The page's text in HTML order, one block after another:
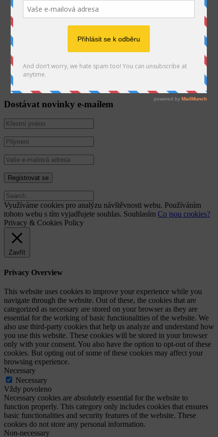
SEARCH
9.3.2026
602578087
Dostávat novinky e-mailem
Využíváme cookies pro analýzu návštěvnosti webu. Používáním
tohoto webu s tím vyjadřujete souhlas. Souhlasím Co jsou cookies?
Privacy & Cookies Policy
Zavřít
Privacy Overview
This website uses cookies to improve your experience while you
navigate through the website. Out of these, the cookies that are
categorized as necessary are stored on your browser as they are
essential for the working of basic functionalities of the website. We
also use third-party cookies that help us analyze and understand how
you use this website. These cookies will be stored in your browser
only with your consent. You also have the option to opt-out of these
cookies. But opting out of some of these cookies may affect your
browsing experience.
Necessary
Necessary
Vždy povoleno
Necessary cookies are absolutely essential for the website to
function properly. This category only includes cookies that ensures
basic functionalities and security features of the website. These
cookies do not store any personal information.
Non-necessary